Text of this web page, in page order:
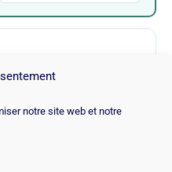
notre site web et notre